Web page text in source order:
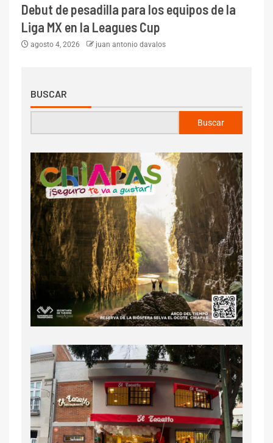
Debut de pesadilla para los equipos de la
Liga MX en la Leagues Cup
agosto 4, 2026 juan antonio davalos
BUSCAR
Buscar